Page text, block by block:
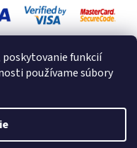
poskytovanie funkcií
používame súbory